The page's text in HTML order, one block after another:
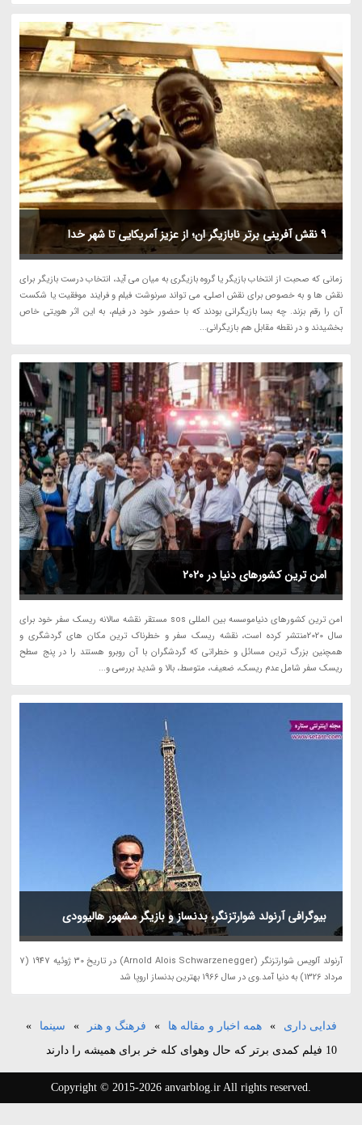
9 نقش آفرینی برتر نابازیگر ان؛ از عزیز آمریکایی تا شهر خدا
زمانی که صحبت از انتخاب بازیگر یا گروه بازیگری به میان می آید، انتخاب درست بازیگر برای
نقش ها و به خصوص برای نقش اصلی، می تواند سرنوشت فیلم و فرایند موفقیت یا شکست
آن را رقم بزند. چه بسا بازیگرانی بودند که با حضور خود در فیلم، به این اثر هویتی خاص
بخشیدند و در نقطه مقابل هم بازیگرانی...
امن ترین کشورهای دنیا در 2020
امن ترین کشورهای دنیاموسسه بین المللی sos مستقر نقشه سالانه ریسک سفر خود برای
سال 2020منتشر کرده است، نقشه ریسک سفر و خطرناک ترین مکان های گردشگری و
همچنین بزرگ ترین مسائل و خطراتی که گردشگران با آن روبرو هستند را در پنج سطح
ریسک سفر شامل عدم ریسک، ضعیف، متوسط، بالا و شدید بررسی و...
بیوگرافی آرنولد شوارتزنگر، بدنساز و بازیگر مشهور هالیوودی
آرنولد آلویس شوارتزنگر (Arnold Alois Schwarzenegger) در تاریخ 30 ژوئیه 1947 (7
مرداد 1326) به دنیا آمد.وی در سال 1966 بهترین بدنساز اروپا شد
فدایی داری » همه اخبار و مقاله ها » فرهنگ و هنر » سینما
»
10 فیلم کمدی برتر که حال وهوای کله خر برای همیشه را دارند
Copyright © 2015-2026 anvarblog.ir All rights reserved.